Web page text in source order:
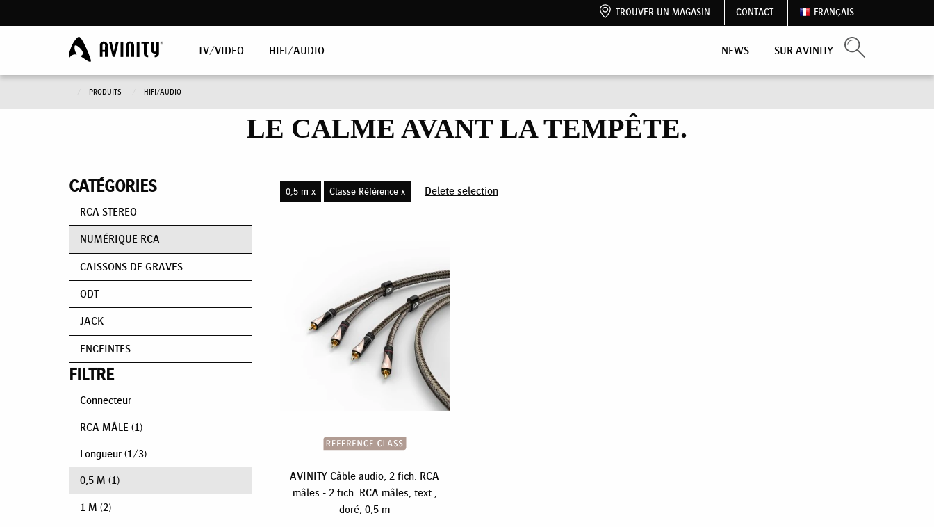
TROUVER UN MAGASIN CONTACT FRANÇAIS
TV/VIDEO HIFI/AUDIO NEWS SUR AVINITY
PRODUITS HIFI/AUDIO
LE CALME AVANT LA TEMPÊTE.
CATÉGORIES
RCA STEREO
NUMÉRIQUE RCA
CAISSONS DE GRAVES
ODT
JACK
ENCEINTES
FILTRE
Connecteur
RCA MÂLE (1)
Longueur (1/3)
0,5 M (1)
1 M (2)
0,5 m x Classe Référence x Delete selection
AVINITY Câble audio, 2 fich. RCA
mâles - 2 fich. RCA mâles, text.,
doré, 0,5 m